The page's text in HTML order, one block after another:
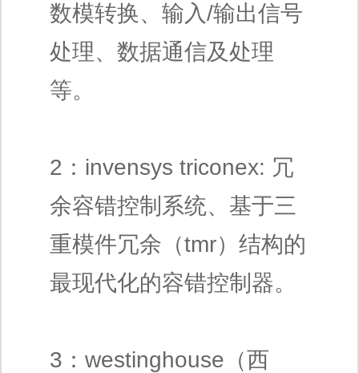
数模转换、输入/输出信号
处理、数据通信及处理
等。
2：invensys triconex: 冗
余容错控制系统、基于三
重模件冗余（tmr）结构的
最现代化的容错控制器。
3：westinghouse（西